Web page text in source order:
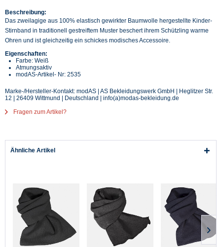
Beschreibung:
Das zweilagige aus 100% elastisch gewirkter Baumwolle hergestellte Kinder-
Stirnband in traditionell gestreiftem Muster beschert ihrem Schützling warme
Ohren und ist gleichzeitig ein schickes modisches Accessoire.
Eigenschaften:
Farbe: Weiß
Atmungsaktiv
modAS-Artikel- Nr: 2535
Marke-/Hersteller-Kontakt: modAS | AS Bekleidungswerk GmbH | Heglitzer Str.
12 | 26409 Wittmund | Deutschland | info(a)modas-bekleidung.de
Fragen zum Artikel?
Ähnliche Artikel